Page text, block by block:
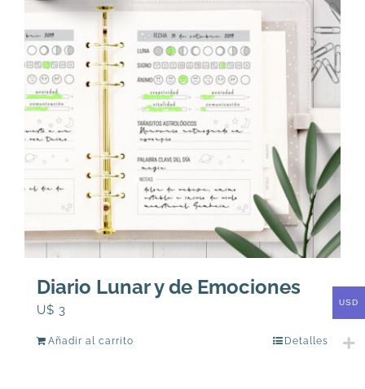
ARTÍCULOS
ACERCA
CONTACTO
Diario Lunar y de Emociones
U$ 3
Añadir al carrito Detalles
USD